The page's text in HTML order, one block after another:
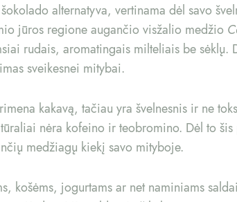
alternatyva, vertinama dėl savo
jūros regione augančio visžalio medžio
rudais, aromatingais milteliais be sėklų.
sveikesnei mitybai.
kakavą, tačiau yra švelnesnis ir ne
nėra kofeino ir teobromino. Dėl to šis
medžiagų kiekį savo mityboje.
košėms, jogurtams ar net naminiams